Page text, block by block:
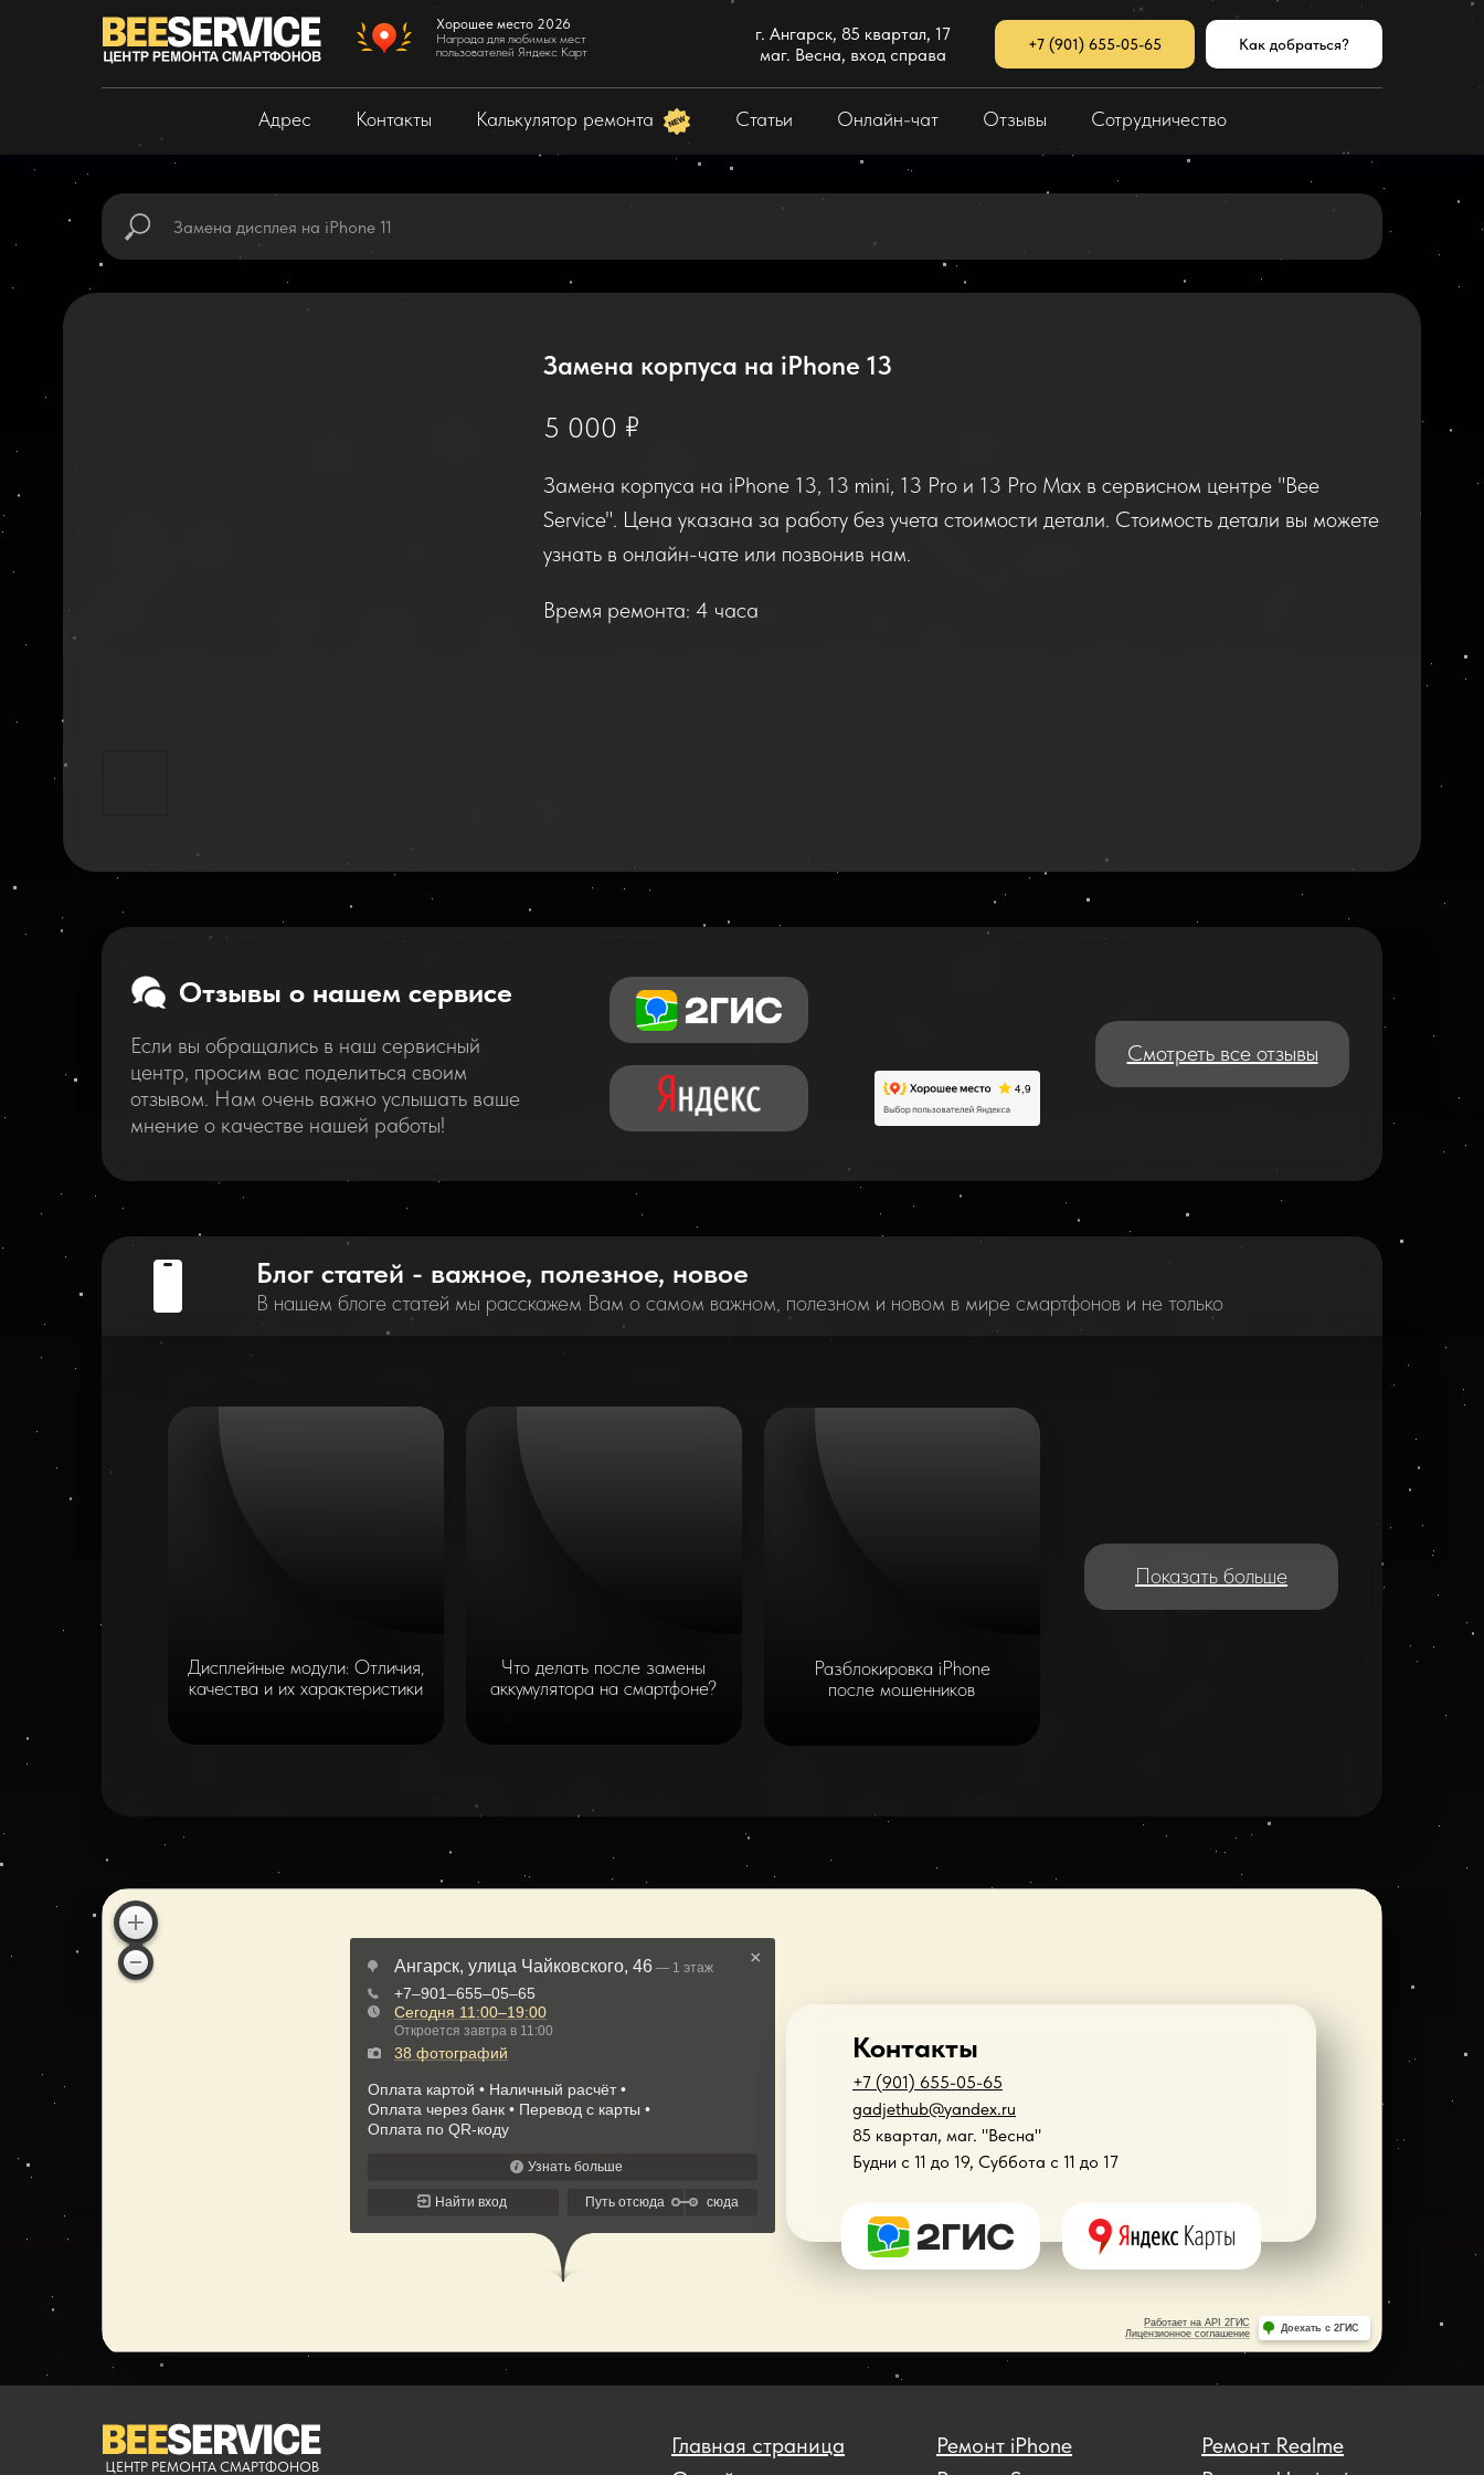
Хорошее место 2026
Награда для любимых мест
пользователей Яндекс Карт
г. Ангарск, 85 квартал, 17
маг. Весна, вход справа
+7 (901) 655-05-65 Как добраться?
Адрес Контакты Калькулятор ремонта Статьи Онлайн-чат Отзывы Сотрудничество
Замена корпуса на iPhone 13
5 000 ₽
Замена корпуса на iPhone 13, 13 mini, 13 Pro и 13 Pro Max в сервисном центре "Bee
Service". Цена указана за работу без учета стоимости детали. Стоимость детали вы можете
узнать в онлайн-чате или позвонив нам.
Время ремонта: 4 часа
Если вы обращались в наш сервисный
центр, просим вас поделиться своим
отзывом. Нам очень важно услышать ваше
мнение о качестве нашей работы!
Отзывы о нашем сервисе
Смотреть все отзывы
Блог статей - важное, полезное, новое
В нашем блоге статей мы расскажем Вам о самом важном, полезном и новом в мире смартфонов и не только
Разблокировка iPhone
после мошенников
Что делать после замены
аккумулятора на смартфоне?
Дисплейные модули: Отличия,
качества и их характеристики
Показать больше
+7 (901) 655-05-65
gadjethub@yandex.ru
85 квартал, маг. "Весна"
Будни с 11 до 19, Суббота с 11 до 17
Контакты
Главная страница
Ремонт iPhone
Ремонт Realme
ЦЕНТР РЕМОНТА СМАРТФОНОВ